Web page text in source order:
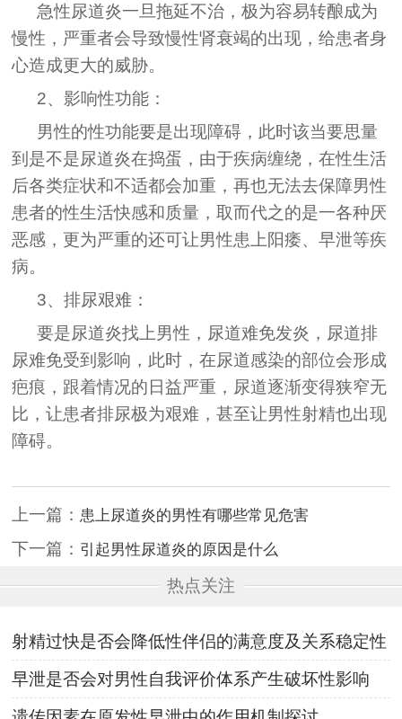
急性尿道炎一旦拖延不治，极为容易转酿成为
慢性，严重者会导致慢性肾衰竭的出现，给患者身
心造成更大的威胁。
2、影响性功能：
男性的性功能要是出现障碍，此时该当要思量
到是不是尿道炎在捣蛋，由于疾病缠绕，在性生活
后各类症状和不适都会加重，再也无法去保障男性
患者的性生活快感和质量，取而代之的是一各种厌
恶感，更为严重的还可让男性患上阳痿、早泄等疾
病。
3、排尿艰难：
要是尿道炎找上男性，尿道难免发炎，尿道排
尿难免受到影响，此时，在尿道感染的部位会形成
疤痕，跟着情况的日益严重，尿道逐渐变得狭窄无
比，让患者排尿极为艰难，甚至让男性射精也出现
障碍。
上一篇： 患上尿道炎的男性有哪些常见危害
下一篇： 引起男性尿道炎的原因是什么
热点关注
射精过快是否会降低性伴侣的满意度及关系稳定性
早泄是否会对男性自我评价体系产生破坏性影响